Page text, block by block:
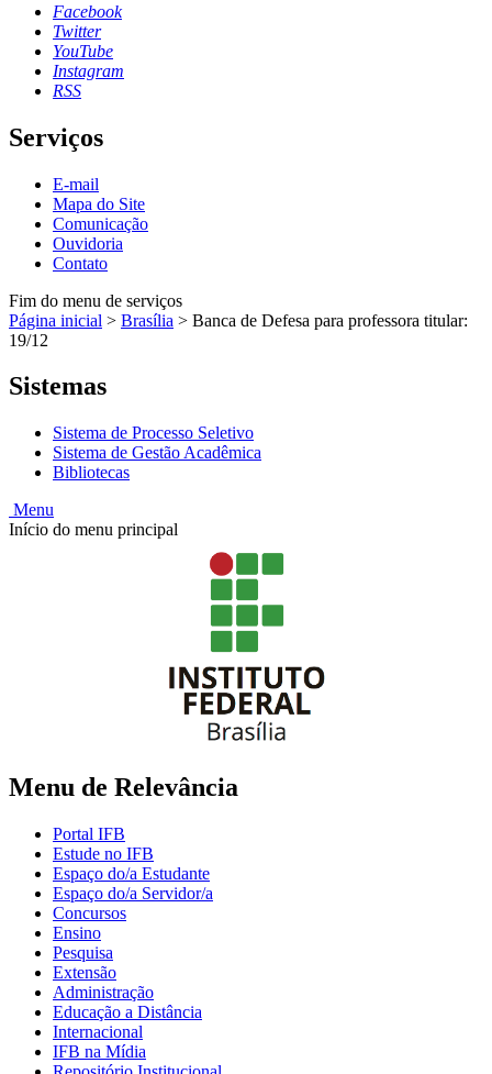
Facebook
Twitter
YouTube
Instagram
RSS
Serviços
E-mail
Mapa do Site
Comunicação
Ouvidoria
Contato
Fim do menu de serviços
Página inicial > Brasília > Banca de Defesa para professora titular:
19/12
Sistemas
Sistema de Processo Seletivo
Sistema de Gestão Acadêmica
Bibliotecas
Menu
Início do menu principal
Menu de Relevância
Portal IFB
Estude no IFB
Espaço do/a Estudante
Espaço do/a Servidor/a
Concursos
Ensino
Pesquisa
Extensão
Administração
Educação a Distância
Internacional
IFB na Mídia